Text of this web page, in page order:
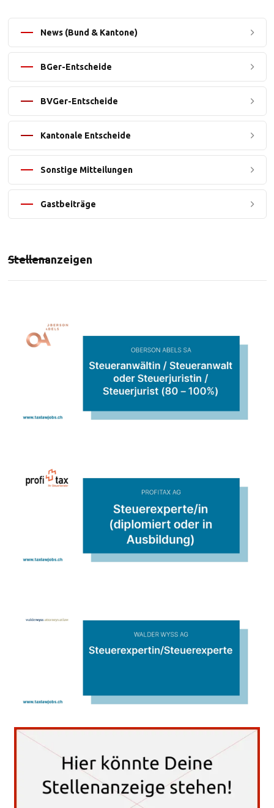
News (Bund & Kantone)
BGer-Entscheide
BVGer-Entscheide
Kantonale Entscheide
Sonstige Mitteilungen
Gastbeiträge
Stellenanzeigen